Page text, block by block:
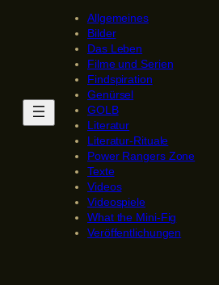
Allgemeines
Bilder
Das Leben
Filme und Serien
Findspiration
Genürsel
GOLB
Literatur
Literatur-Rituale
Power Rangers Zone
Texte
Videos
Videospiele
What the Mini-Fig
Veröffentlichungen